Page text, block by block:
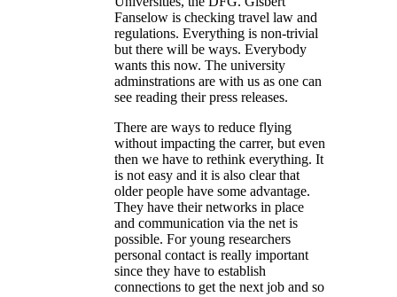
Fanselow is checking travel law and
regulations. Everything is non-trivial
but there will be ways. Everybody
wants this now. The university
adminstrations are with us as one can
see reading their press releases.
There are ways to reduce flying
without impacting the carrer, but even
then we have to rethink everything. It
is not easy and it is also clear that
older people have some advantage.
They have their networks in place
and communication via the net is
possible. For young researchers
personal contact is really important
since they have to establish
connections to get the next job and so